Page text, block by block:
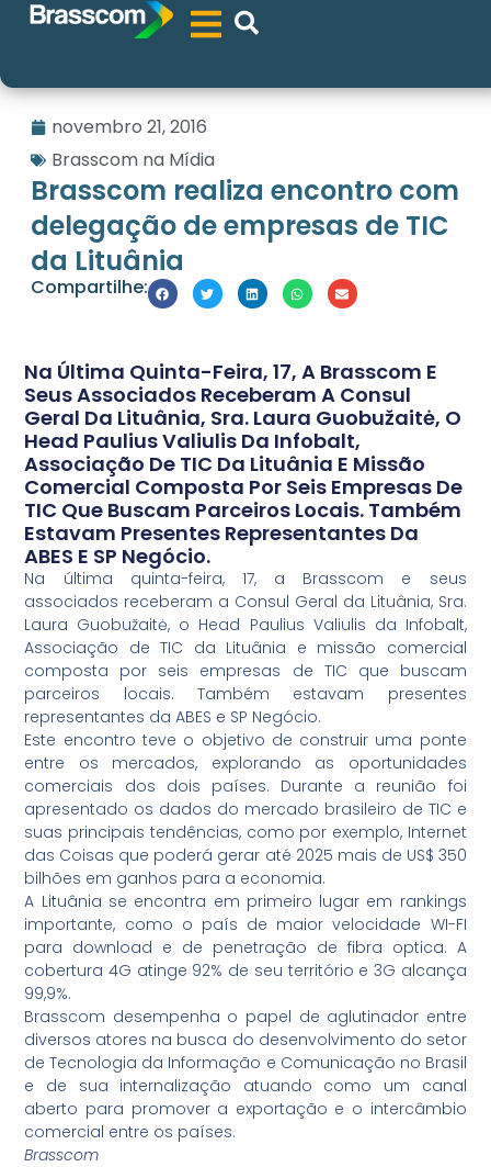
novembro 21, 2016
Brasscom na Mídia
Brasscom realiza encontro com
delegação de empresas de TIC
da Lituânia
Compartilhe:
Na Última Quinta-Feira, 17, A Brasscom E
Seus Associados Receberam A Consul
Geral Da Lituânia, Sra. Laura Guobužaitė, O
Head Paulius Valiulis Da Infobalt,
Associação De TIC Da Lituânia E Missão
Comercial Composta Por Seis Empresas De
TIC Que Buscam Parceiros Locais. Também
Estavam Presentes Representantes Da
ABES E SP Negócio.
Na última quinta-feira, 17, a Brasscom e seus
associados receberam a Consul Geral da Lituânia, Sra.
Laura Guobužaitė, o Head Paulius Valiulis da Infobalt,
Associação de TIC da Lituânia e missão comercial
composta por seis empresas de TIC que buscam
parceiros locais. Também estavam presentes
representantes da ABES e SP Negócio.
Este encontro teve o objetivo de construir uma ponte
entre os mercados, explorando as oportunidades
comerciais dos dois países. Durante a reunião foi
apresentado os dados do mercado brasileiro de TIC e
suas principais tendências, como por exemplo, Internet
das Coisas que poderá gerar até 2025 mais de US$ 350
bilhões em ganhos para a economia.
A Lituânia se encontra em primeiro lugar em rankings
importante, como o país de maior velocidade WI-FI
para download e de penetração de fibra optica. A
cobertura 4G atinge 92% de seu território e 3G alcança
99,9%.
Brasscom desempenha o papel de aglutinador entre
diversos atores na busca do desenvolvimento do setor
de Tecnologia da Informação e Comunicação no Brasil
e de sua internalização atuando como um canal
aberto para promover a exportação e o intercâmbio
comercial entre os países.
Brasscom